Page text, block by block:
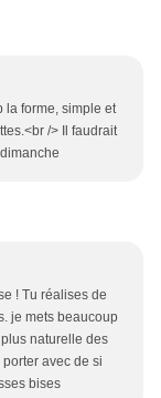
la forme, simple et
/> Il faudrait
! Tu réalises de
je mets beaucoup
naturelle des
avec de si
bises